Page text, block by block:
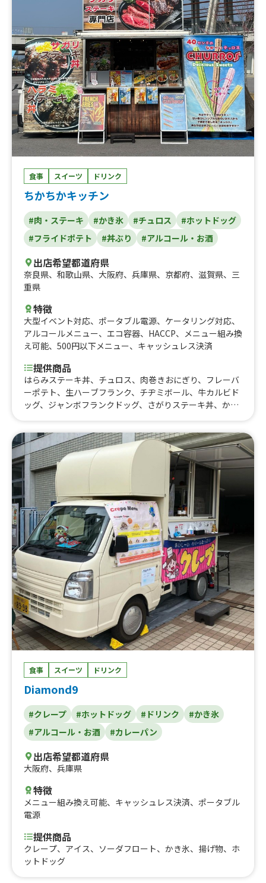
食事 スイーツ ドリンク
ちかちかキッチン
#肉・ステーキ #かき氷 #チュロス
#ホットドッグ
#フライドポテト
#丼ぶり #アルコール・お酒
出店希望都道府県
奈良県、 和歌山県、 大阪府、 兵庫県、 京都府、 滋賀県、 三
重県
特徴
大型イベント対応、 ポータブル電源、 ケータリング対応、
アルコールメニュー、 エコ容器、 HACCP、
メニュー組み換
え可能、 500円以下メニュー、 キャッシュレス決済
提供商品
はらみステーキ丼、チュロス、肉巻きおにぎり、フレーバ
ーポテト、生ハーブフランク、チヂミボール、牛カルビド
ッグ、ジャンボフランクドッグ、さがりステーキ丼、かき
近江牛すじ丼、チヂミボール600、ミックスジュース、ア
イスココア、かき氷ハーフ、チュロスハーフ、かき氷40
0、フレーバーポテト400、はらみステーキ丼1100、ジャ
ンボフランクドッグ600、チュロス700、生ハーブフラン
ク600、肉巻きおにぎり700、ミックスジュース600、さが
り丼ステーキ丼1400、キッズハンバーグステーキ丼、キッ
ズドリンク、はらみステーキ丼(ミニサイズ)800、カルビ
とハラミのあいもり丼1200、ステーキプレート1000、チ
ュロス650、クラムチャウダー600、コーンスープ500、牛
カルビ焼肉丼1000、ホットレモン400、ホットココア40
0、はらみとカルビのあいもり丼1100、ノンアルコールビ
ール500、生ハーブフランク400、牛カルビドッグ700、は
らみステーキ丼900、さがりステーキ丼1200、チヂミボー
ル400、はらみとカルビのあいもり丼1000、ホットワイン
500、クラッシュいちご700、さがりステーキ丼1000、は
らみステーキ丼800、ステーキプレート1300、ステーキプ
レート1200、ステーキプレート900、牛カルビ焼肉丼90
0、牛カルビ焼肉丼800、ホットドッグ600、カルビドッグ
&フライドポテトセット1000、カルビドッグandフライド
ポテトセット1100、飲むかき氷 - ごくしゃり- 400、かき
氷600、チヂミボール450
食事 スイーツ ドリンク
Diamond9
#クレープ #ホットドッグ #ドリンク
#かき氷
#アルコール・お酒
#カレーパン
出店希望都道府県
大阪府、 兵庫県
特徴
メニュー組み換え可能、 キャッシュレス決済、 ポータブル
電源
提供商品
クレープ、アイス、ソーダフロート、かき氷、揚げ物、ホ
ットドッグ